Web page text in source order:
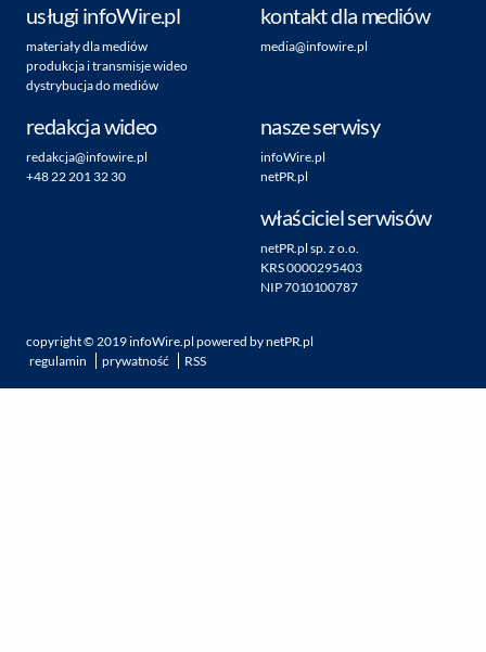
usługi infoWire.pl
materiały dla mediów
produkcja i transmisje wideo
dystrybucja do mediów
kontakt dla mediów
media@infowire.pl
redakcja wideo
redakcja@infowire.pl
+48 22 201 32 30
nasze serwisy
infoWire.pl
netPR.pl
właściciel serwisów
netPR.pl sp. z o.o.
KRS 0000295403
NIP 7010100787
copyright © 2019infoWire.pl powered bynetPR.pl
regulamin
prywatność RSS